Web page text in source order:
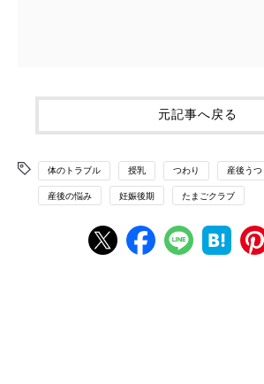
元記事へ戻る
体のトラブル 授乳 つわり 産後うつ
産後の悩み 妊娠後期 たまごクラブ